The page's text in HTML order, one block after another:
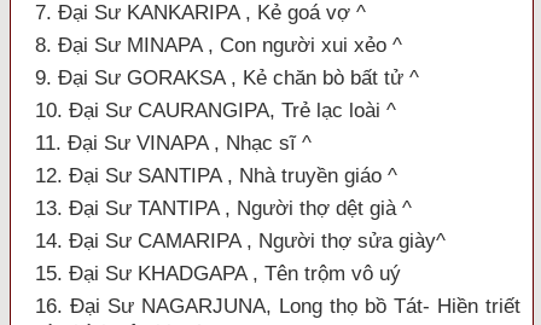
7. Đại Sư KANKARIPA , Kẻ goá vợ ^
8. Đại Sư MINAPA , Con người xui xẻo ^
9. Đại Sư GORAKSA , Kẻ chăn bò bất tử ^
10. Đại Sư CAURANGIPA, Trẻ lạc loài ^
11. Đại Sư VINAPA , Nhạc sĩ ^
12. Đại Sư SANTIPA , Nhà truyền giáo ^
13. Đại Sư TANTIPA , Người thợ dệt già ^
14. Đại Sư CAMARIPA , Người thợ sửa giày^
15. Đại Sư KHADGAPA , Tên trộm vô uý
16. Đại Sư NAGARJUNA, Long thọ bồ Tát- Hiền triết